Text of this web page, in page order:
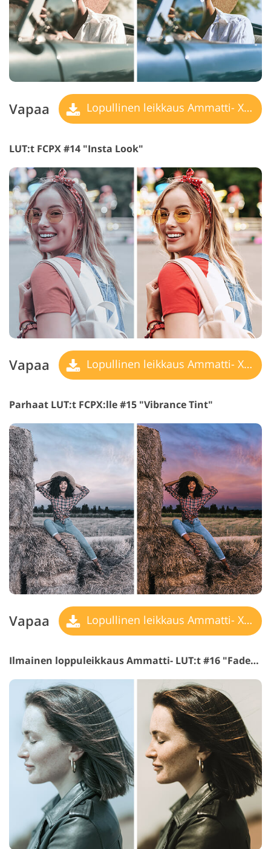
Vapaa Lopullinen leikkaus Ammatti- X LUT
LUT:t FCPX #14 "Insta Look"
Vapaa Lopullinen leikkaus Ammatti- X LUT
Parhaat LUT:t FCPX:lle #15 "Vibrance Tint"
Vapaa Lopullinen leikkaus Ammatti- X LUT
Ilmainen loppuleikkaus Ammatti- LUT:t #16 "Faded Film"